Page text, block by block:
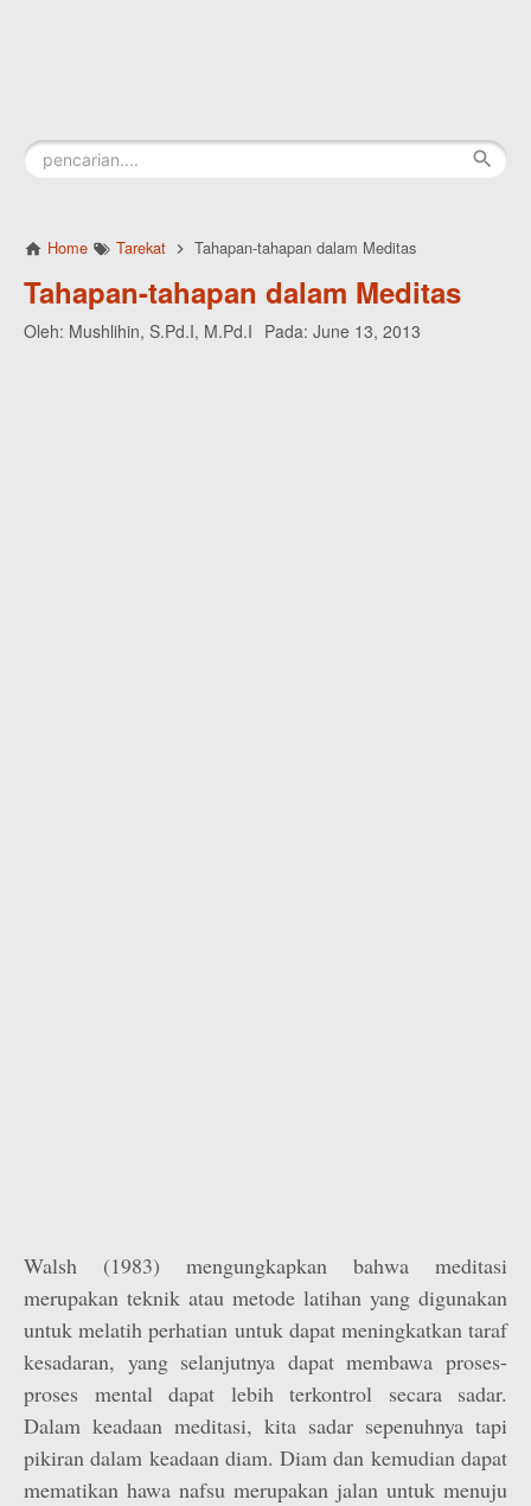
Home Tarekat Tahapan-tahapan dalam Meditas
Tahapan-tahapan dalam Meditas
Oleh: Mushlihin, S.Pd.I, M.Pd.I Pada: June 13, 2013
Walsh (1983) mengungkapkan bahwa meditasi
merupakan teknik atau metode latihan yang digunakan
untuk melatih perhatian untuk dapat meningkatkan taraf
kesadaran, yang selanjutnya dapat membawa proses-
proses mental dapat lebih terkontrol secara sadar.
Dalam keadaan meditasi, kita sadar sepenuhnya tapi
pikiran dalam keadaan diam. Diam dan kemudian dapat
mematikan hawa nafsu merupakan jalan untuk menuju